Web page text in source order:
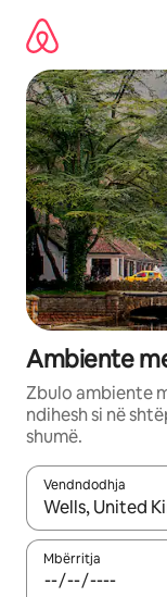
përmbajtja
Ambiente
Zbulo ambiente
ndihesh si në
shumë.
Vendndodhja
Kur rezultatet të
Mbërritja